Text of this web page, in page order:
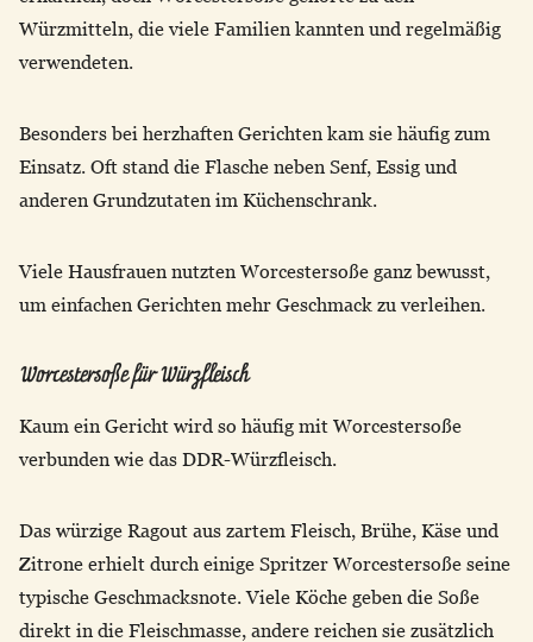
Würzmitteln, die viele Familien kannten und regelmäßig
verwendeten.
Besonders bei herzhaften Gerichten kam sie häufig zum
Einsatz. Oft stand die Flasche neben Senf, Essig und
anderen Grundzutaten im Küchenschrank.
Viele Hausfrauen nutzten Worcestersoße ganz bewusst,
um einfachen Gerichten mehr Geschmack zu verleihen.
Worcestersoße für Würzfleisch
Kaum ein Gericht wird so häufig mit Worcestersoße
verbunden wie das DDR-Würzfleisch.
Das würzige Ragout aus zartem Fleisch, Brühe, Käse und
Zitrone erhielt durch einige Spritzer Worcestersoße seine
typische Geschmacksnote. Viele Köche geben die Soße
direkt in die Fleischmasse, andere reichen sie zusätzlich